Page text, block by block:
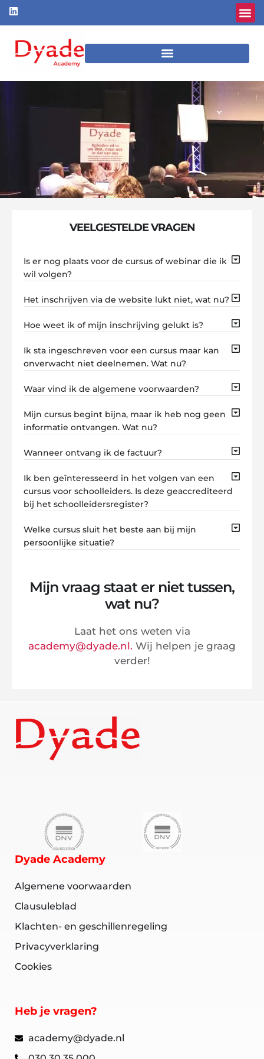
VEELGESTELDE VRAGEN
Is er nog plaats voor de cursus of webinar die ik
wil volgen?
Het inschrijven via de website lukt niet, wat nu?
Hoe weet ik of mijn inschrijving gelukt is?
Ik sta ingeschreven voor een cursus maar kan
onverwacht niet deelnemen. Wat nu?
Waar vind ik de algemene voorwaarden?
Mijn cursus begint bijna, maar ik heb nog geen
informatie ontvangen. Wat nu?
Wanneer ontvang ik de factuur?
Ik ben geïnteresseerd in het volgen van een
cursus voor schoolleiders. Is deze geaccrediteerd
bij het schoolleidersregister?
Welke cursus sluit het beste aan bij mijn
persoonlijke situatie?
Mijn vraag staat er niet tussen,
wat nu?
Laat het ons weten via
academy@dyade.nl. Wij helpen je graag
verder!
Dyade Academy
Algemene voorwaarden
Clausuleblad
Klachten- en geschillenregeling
Privacyverklaring
Cookies
Heb je vragen?
academy@dyade.nl